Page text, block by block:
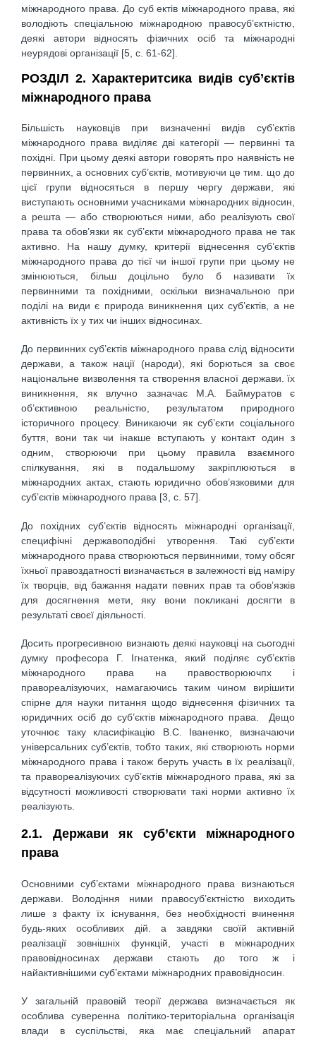
міжнародного права. До суб ектів міжнародного права, які
володіють спеціальною міжнародною правосуб’єктністю,
деякі автори відносять фізичних осіб та міжнародні
неурядові організації [5, c. 61-62].
РОЗДІЛ 2. Характеритсика видів суб’єктів
міжнародного права
Більшість науковців при визначенні видів суб’єктів
міжнародного права виділяє дві категорії — первинні та
похідні. При цьому деякі автори говорять про наявність не
первинних, а основних суб’єктів, мотивуючи це тим. що до
цієї групи відносяться в першу чергу держави, які
виступають основними учасниками міжнародних відносин,
а решта — або створюються ними, або реалізують свої
права та обов’язки як суб’єкти міжнародного права не так
активно. На нашу думку, критерії віднесення суб’єктів
міжнародного права до тієї чи іншої групи при цьому не
змінюються, більш доцільно було б називати їх
первинними та похідними, оскільки визначальною при
поділі на види є природа виникнення цих суб’єктів, а не
активність їх у тих чи інших відносинах.
До первинних суб’єктів міжнародного права слід відносити
держави, а також нації (народи), які борються за своє
національне визволення та створення власної держави. їх
виникнення, як влучно зазначає М.А. Баймуратов є
об’єктивною реальністю, результатом природного
історичного процесу. Виникаючи як суб’єкти соціального
буття, вони так чи інакше вступають у контакт один з
одним, створюючи при цьому правила взаємного
спілкування, які в подальшому закріплюються в
міжнародних актах, стають юридично обов’язковими для
суб’єктів міжнародного права [3, c. 57].
До похідних суб’єктів відносять міжнародні організації,
специфічні державоподібні утворення. Такі суб’єкти
міжнародного права створюються первинними, тому обсяг
їхньої правоздатності визначається в залежності від наміру
їх творців, від бажання надати певних прав та обов’язків
для досягнення мети, яку вони покликані досягти в
результаті своєї діяльності.
Досить прогресивною визнають деякі науковці на сьогодні
думку професора Г. Ігнатенка, який поділяє суб’єктів
міжнародного права на правостворюючпх і
правореалізуючих, намагаючись таким чином вирішити
спірне для науки питання щодо віднесення фізичних та
юридичних осіб до суб’єктів міжнародного права. Дещо
уточнює таку класифікацію B.C. Іваненко, визначаючи
універсальних суб’єктів, тобто таких, які створюють норми
міжнародного права і також беруть участь в їх реалізації,
та правореалізуючих суб’єктів міжнародного права, які за
відсутності можливості створювати такі норми активно їх
реалізують.
2.1. Держави як суб’єкти міжнародного
права
Основними суб’єктами міжнародного права визнаються
держави. Володіння ними правосуб’єктністю виходить
лише з факту їх існування, без необхідності вчинення
будь-яких особливих дій. а завдяки своїй активній
реалізації зовнішніх функцій, участі в міжнародних
правовідносинах держави стають до того ж і
найактивнішими суб’єктами міжнародних правовідносин.
У загальній правовій теорії держава визначається як
особлива суверенна політико-територіальна організація
влади в суспільстві, яка має спеціальний апарат